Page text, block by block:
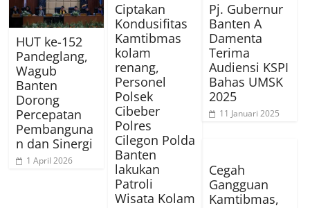
HUT ke-152
Pandeglang,
Wagub
Banten
Dorong
Percepatan
Pembanguna
n dan Sinergi
1 April 2026
Ciptakan
Kondusifitas
Kamtibmas
kolam
renang,
Personel
Polsek
Cibeber
Polres
Cilegon Polda
Banten
lakukan
Patroli
Wisata Kolam
Pj. Gubernur
Banten A
Damenta
Terima
Audiensi KSPI
Bahas UMSK
2025
11 Januari 2025
Cegah
Gangguan
Kamtibmas,